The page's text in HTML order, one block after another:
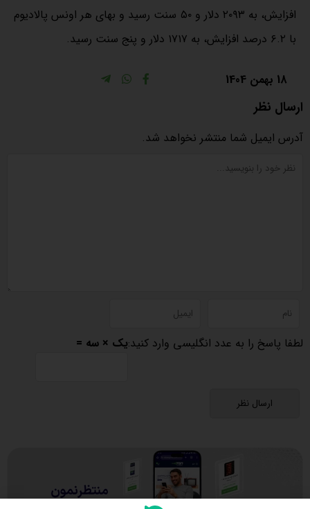
افزایش، به ۲۰۹۳ دلار و ۵۰ سنت رسید و بهای هر اونس پالادیوم
با ۶.۲ درصد افزایش، به ۱۷۱۷ دلار و پنج سنت رسید.
18 بهمن 1404
ارسال نظر
آدرس ایمیل شما منتشر نخواهد شد.
لطفا پاسخ را به عدد انگلیسی وارد کنید:یک × سه =